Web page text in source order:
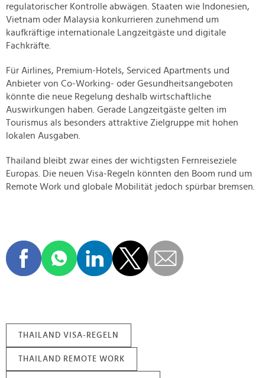
regulatorischer Kontrolle abwägen. Staaten wie Indonesien,
Vietnam oder Malaysia konkurrieren zunehmend um
kaufkräftige internationale Langzeitgäste und digitale
Fachkräfte.
Für Airlines, Premium-Hotels, Serviced Apartments und
Anbieter von Co-Working- oder Gesundheitsangeboten
könnte die neue Regelung deshalb wirtschaftliche
Auswirkungen haben. Gerade Langzeitgäste gelten im
Tourismus als besonders attraktive Zielgruppe mit hohen
lokalen Ausgaben.
Thailand bleibt zwar eines der wichtigsten Fernreiseziele
Europas. Die neuen Visa-Regeln könnten den Boom rund um
Remote Work und globale Mobilität jedoch spürbar bremsen.
THAILAND VISA-REGELN
THAILAND REMOTE WORK